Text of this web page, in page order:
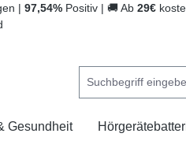
| 97,54% Positiv | 🚚 Ab 29€
Gesundheit